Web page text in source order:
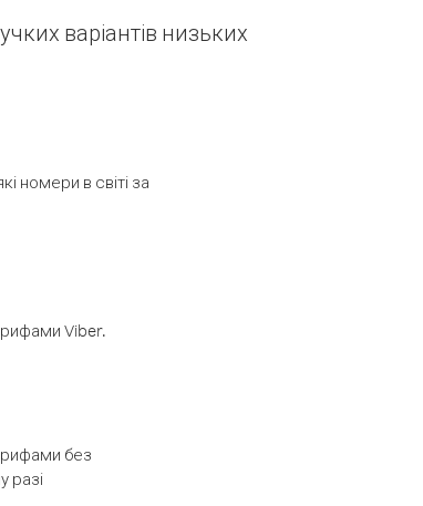
варіантів низьких
номери в світі за
Viber.
без
разі